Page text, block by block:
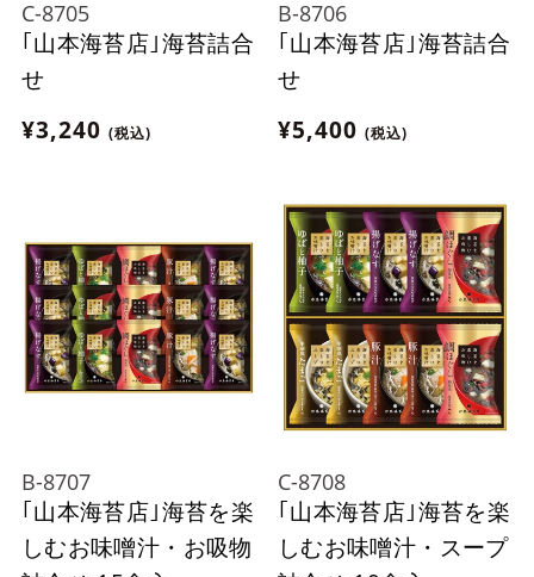
C-8705
｢山本海苔店｣海苔詰合
せ
¥3,240 (税込)
B-8706
｢山本海苔店｣海苔詰合
せ
¥5,400 (税込)
B-8707
｢山本海苔店｣海苔を楽
しむお味噌汁・お吸物
C-8708
｢山本海苔店｣海苔を楽
しむお味噌汁・スープ